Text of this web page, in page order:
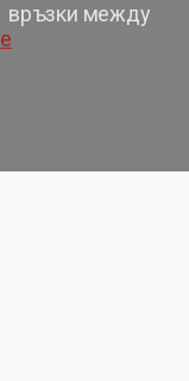
връзки между